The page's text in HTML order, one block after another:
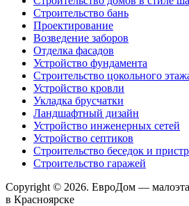
Строительство бань
Проектирование
Возведение заборов
Отделка фасадов
Устройство фундамента
Строительство цокольного
Устройство кровли
Укладка брусчатки
Ландшафтный дизайн
Устройство инженерных сетей
Устройство септиков
Строительство беседок и
Строительство гаражей
Copyright © 2026. ЕвроДом —
в Красноярске